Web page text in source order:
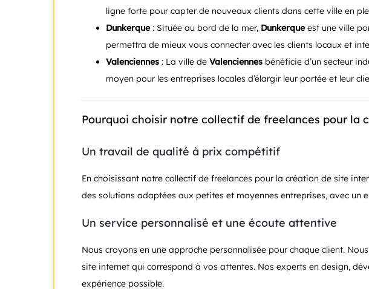
ligne forte pour capter de nouveaux clients dans cette ville en
Dunkerque: Située au bord de la mer, Dunkerqueest une ville
permettra de mieux vous connecter avec les clients locaux et
Valenciennes : La ville de Valenciennes bénéficie d’un secteur
moyen pour les entreprises locales d’élargir leur portée et leur
Pourquoi choisir notre collectif de freelances pour la
Un travail de qualité à prix compétitif
En choisissant notre collectif de freelances pour la création de site
des solutions adaptées aux petites et moyennes entreprises, avec un
Un service personnalisé et une écoute attentive
Nous croyons en une approche personnalisée pour chaque client.
site internet qui correspond à vos attentes. Nos experts en design,
expérience possible.